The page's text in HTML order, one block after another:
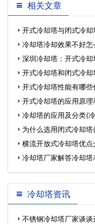
(开式玻璃钢冷却塔价格
相关文章
开式冷却塔与闭式冷
冷却塔冷却效果不好
深圳冷却塔：开式冷
冷却塔
开式冷却塔和闭式冷
塔 开式冷却塔性能有哪
开式冷却塔的应用原
冷却塔的应用及分类(
为什么选用闭式冷却
横流开放式冷却塔优点
冷却塔厂家解答冷却
理
冷却塔资讯
不锈钢冷却塔厂家谈